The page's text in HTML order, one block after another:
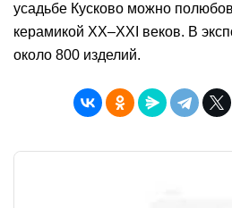
усадьбе Кусково можно
керамикой XX–XXI веков. В
около 800 изделий.